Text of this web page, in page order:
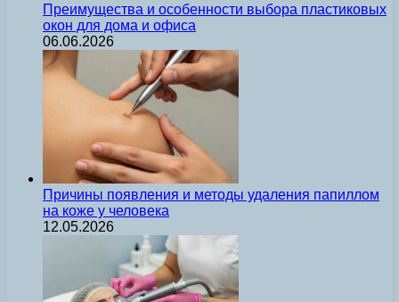
Преимущества и особенности выбора пластиковых
окон для дома и офиса
06.06.2026
Причины появления и методы удаления папиллом
на коже у человека
12.05.2026